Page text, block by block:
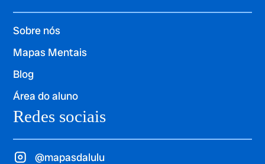
Sobre nós
Mapas Mentais
Blog
Área do aluno
Redes sociais
@mapasdalulu